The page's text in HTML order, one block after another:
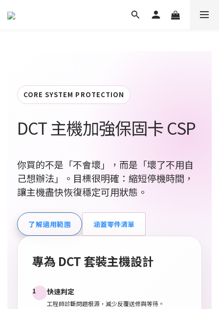
CORE SYSTEM PROTECTION
DCT 主機加強保固卡CSP
你買的不是「不會壞」，而是「壞了不用自
己想辦法」。目標很明確：縮短停機時間，
讓主機盡快恢復穩定可用狀態。
了解適用範圍 涵蓋零件清單
專為 DCT 套裝主機設計
1 快速判定
工程師診斷問題根源，減少反覆送修與等待。